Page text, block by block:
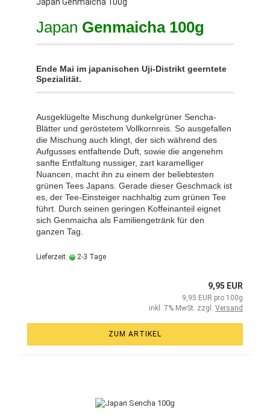
Japan Genmaicha 100g
Ende Mai im japanischen Uji-Distrikt geerntete
Spezialität.
Ausgeklügelte Mischung dunkelgrüner Sencha-
Blätter und geröstetem Vollkornreis. So ausgefallen
die Mischung auch klingt, der sich während des
Aufgusses entfaltende Duft, sowie die angenehm
sanfte Entfaltung nussiger, zart karamelliger
Nuancen, macht ihn zu einem der beliebtesten
grünen Tees Japans. Gerade dieser Geschmack ist
es, der Tee-Einsteiger nachhaltig zum grünen Tee
führt. Durch seinen geringen Koffeinanteil eignet
sich Genmaicha als Familiengetränk für den
ganzen Tag.
Lieferzeit: 2-3 Tage
9,95 EUR
9,95 EUR pro 100g
inkl. 7% MwSt. zzgl. Versand
ZUM ARTIKEL